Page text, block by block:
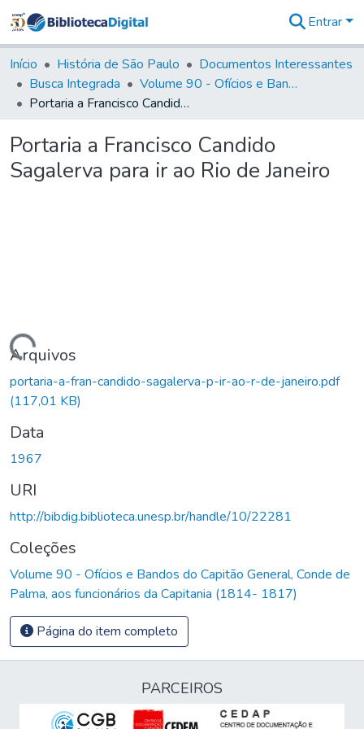
&
Coleções
Tudo na
Biblioteca
Estatísticas
Entrar
Início História de São Paulo
Documentos Interessantes
Busca Integrada
Volume 90 - Ofícios e Bandos do Capitão General, Conde de Palma, aos funcionários da Capitania (1814- 1817)
Portaria a Francisco Candido Sagalerva para ir ao Rio de Janeiro
Portaria a Francisco Candido
Sagalerva para ir ao Rio de Janeiro
Carregando...
Arquivos
portaria-a-fran-candido-sagalerva-p-ir-ao-r-de-janeiro.pdf
(117,01 KB)
Data
1967
URI
http://bibdig.biblioteca.unesp.br/handle/10/22281
Coleções
Volume 90 - Ofícios e Bandos do Capitão General, Conde de
Palma, aos funcionários da Capitania (1814- 1817)
Página do item completo
PARCEIROS